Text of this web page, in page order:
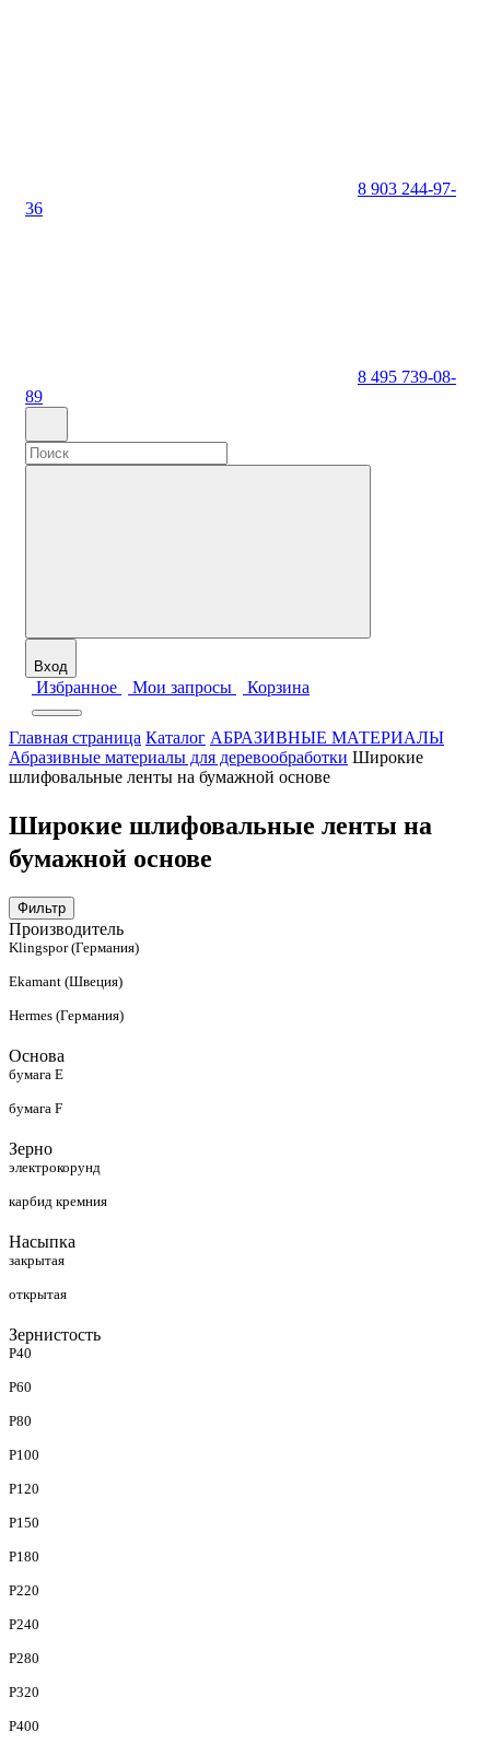
8 903 244-97-
36
8 495 739-08-
89
Вход
Избранное Мои запросы Корзина
Главная страница Каталог АБРАЗИВНЫЕ МАТЕРИАЛЫ
Абразивные материалы для деревообработки Широкие
шлифовальные ленты на бумажной основе
Широкие шлифовальные ленты на
бумажной основе
Фильтр
Производитель
Klingspor (Германия)
Ekamant (Швеция)
Hermes (Германия)
Основа
бумага E
бумага F
Зерно
электрокорунд
карбид кремния
Насыпка
закрытая
открытая
Зернистость
P40
P60
P80
P100
P120
P150
P180
P220
P240
P280
P320
P400